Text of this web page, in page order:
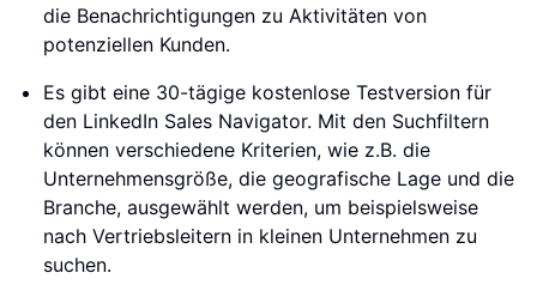
die Benachrichtigungen zu Aktivitäten von
potenziellen Kunden.
Es gibt eine 30-tägige kostenlose Testversion für
den LinkedIn Sales Navigator. Mit den Suchfiltern
können verschiedene Kriterien, wie z.B. die
Unternehmensgröße, die geografische Lage und die
Branche, ausgewählt werden, um beispielsweise
nach Vertriebsleitern in kleinen Unternehmen zu
suchen.